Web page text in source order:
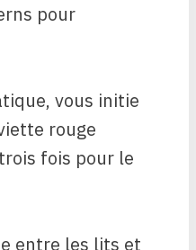
pour
vous initie
rouge
fois pour le
entre les lits et